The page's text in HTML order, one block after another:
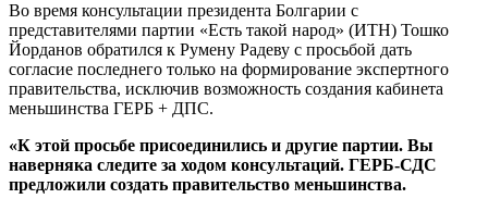
Во время консультации президента Болгарии с
представителями партии «Есть такой народ» (ИТН) Тошко
Йорданов обратился к Румену Радеву с просьбой дать
согласие последнего только на формирование экспертного
правительства, исключив возможность создания кабинета
меньшинства ГЕРБ + ДПС.
«К этой просьбе присоединились и другие партии. Вы
наверняка следите за ходом консультаций. ГЕРБ-СДС
предложили создать правительство меньшинства.